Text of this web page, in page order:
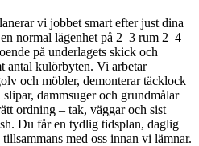
vi jobbet smart efter just dina
normal lägenhet på 2–3 rum 2–4
på underlagets skick och
antal kulörbyten. Vi arbetar
och möbler, demonterar täcklock
dammsuger och grundmålar
ordning – tak, väggar och sist
Du får en tydlig tidsplan, daglig
med oss innan vi lämnar.